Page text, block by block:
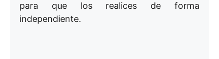
para que los realices de forma
independiente.